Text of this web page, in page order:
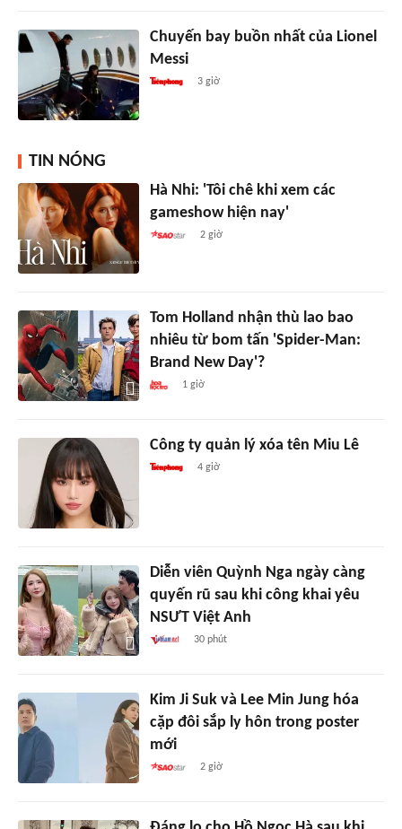
Chuyến bay buồn nhất của Lionel
Messi
3 giờ
TIN NÓNG
Hà Nhi: 'Tôi chê khi xem các
gameshow hiện nay'
2 giờ
Tom Holland nhận thù lao bao
nhiêu từ bom tấn 'Spider-Man:
Brand New Day'?
1 giờ
Công ty quản lý xóa tên Miu Lê
4 giờ
Diễn viên Quỳnh Nga ngày càng
quyến rũ sau khi công khai yêu
NSƯT Việt Anh
30 phút
Kim Ji Suk và Lee Min Jung hóa
cặp đôi sắp ly hôn trong poster
mới
2 giờ